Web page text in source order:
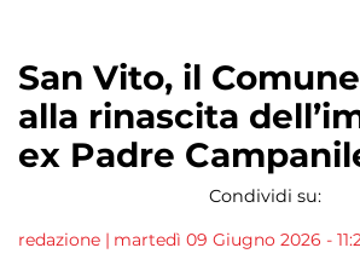
San Vito, il
alla rinascita
ex Padre
Condividi su:
redazione | martedì 09 Giugno 2026 -